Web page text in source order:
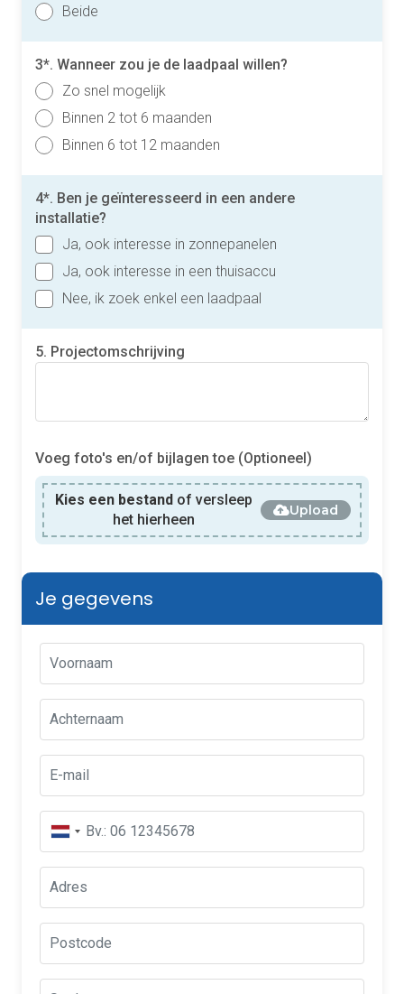
Beide
3*. Wanneer zou je de laadpaal willen?
Zo snel mogelijk
Binnen 2 tot 6 maanden
Binnen 6 tot 12 maanden
4*. Ben je geïnteresseerd in een andere
installatie?
Ja, ook interesse in zonnepanelen
Ja, ook interesse in een thuisaccu
Nee, ik zoek enkel een laadpaal
5. Projectomschrijving
Voeg foto's en/of bijlagen toe (Optioneel)
Kies een bestand of versleep
het hierheen
Upload
Je gegevens